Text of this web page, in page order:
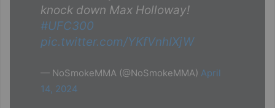
knock down Max Holloway!
#UFC300
pic.twitter.com/YKfVnhIXjW
— NoSmokeMMA (@NoSmokeMMA) April
14, 2024